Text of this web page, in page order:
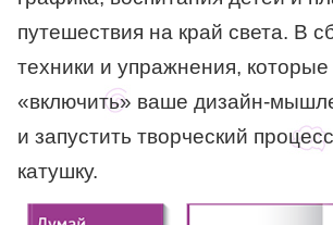
путешествия на край света. В
техники и упражнения, которые
«включить» ваше дизайн-
и запустить творческий
катушку.